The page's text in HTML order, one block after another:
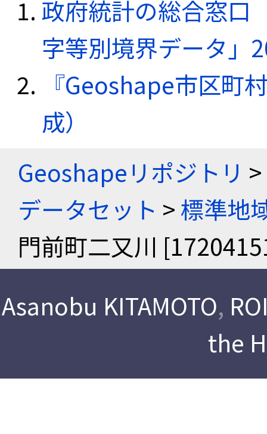
政府統計の総合窓口
字等別境界データ」
『Geoshape市区町
成）
Geoshapeリポジトリ >
データセット >標準地
門前町二又川
Asanobu KITAMOTO,
the